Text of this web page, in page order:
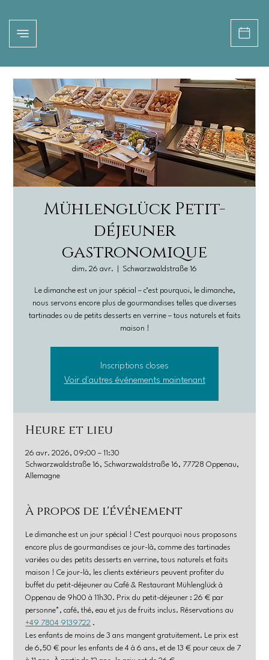
Mühlenglück Petit-
déjeuner
gastronomique
dim. 26 avr. Schwarzwaldstraße 16
Le dimanche est un jour spécial – c’est pourquoi, le dimanche,
nous servons encore plus de gourmandises telles que diverses
tartinades ou de petits desserts en verrine – tous naturels et faits
maison !
Inscriptions closes
Voir d'autres événements maintenant
Heure et lieu
26 avr. 2026, 09:00 – 11:30
Schwarzwaldstraße 16, Schwarzwaldstraße 16, 77728 Oppenau,
Allemagne
À propos de l'événement
Le dimanche est un jour spécial ! C’est pourquoi nous proposons
encore plus de gourmandises ce jour-là, comme des tartinades
variées ou des petits desserts en verrine, tous naturels et faits
maison ! Ce jour-là, les clients extérieurs peuvent profiter du
buffet du petit-déjeuner au Café & Restaurant Mühlenglück à
Oppenau de 9h00 à 11h30. Prix du petit-déjeuner : 26 € par
personne*, café, thé, eau et jus de fruits inclus. Réservations au
+49 7804 9139722 .
Les enfants de moins de 3 ans mangent gratuitement. Le prix est
de 6,50 € pour les enfants de 4 à 6 ans, et de 13 € pour ceux de 7